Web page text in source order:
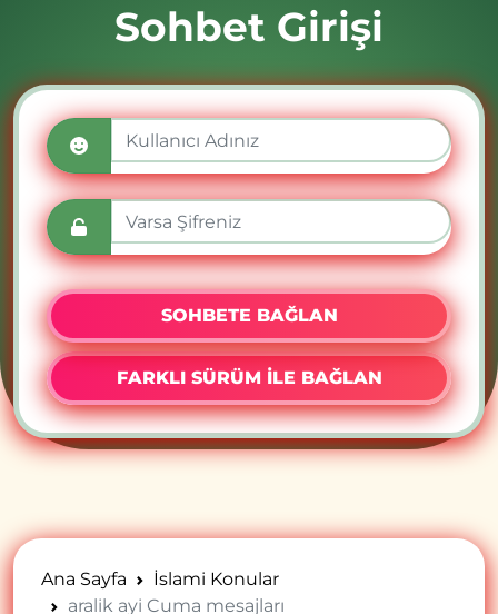
Sohbet Girişi
SOHBETE BAĞLAN
FARKLI SÜRÜM İLE BAĞLAN
Ana Sayfa
İslami Konular
aralik ayi Cuma mesajları